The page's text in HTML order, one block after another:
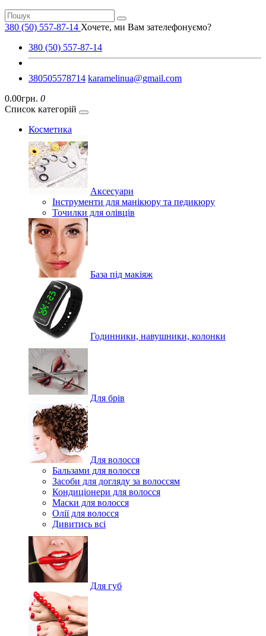
380 (50) 557-87-14 Хочете, ми Вам зателефонуємо?
380 (50) 557-87-14
380505578714 karamelinua@gmail.com
0.00грн. 0
Список категорій
Косметика
Аксесуари
Інструменти для манікюру та педикюру
Точилки для олівців
База під макіяж
Годинники, навушники, колонки
Для брів
Для волосся
Бальзами для волосся
Засоби для догляду за волоссям
Кондиціонери для волосся
Маски для волосся
Олії для волосся
Дивитись всі
Для губ